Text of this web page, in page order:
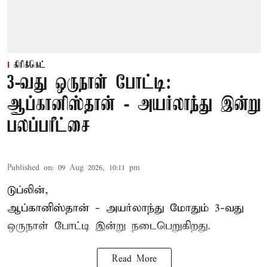
கிரிக்கெட்
3-வது ஒருநாள் போட்டி:
ஆப்கானிஸ்தான் - அயர்லாந்து இன்று
பலப்பரீட்சை
Published on: 09 Aug 2026, 10:11 pm
டுப்லின்,
ஆப்கானிஸ்தான் - அயர்லாந்து மோதும் 3-வது
ஒருநாள் போட்டி இன்று நடைபெறுகிறது.
Read More